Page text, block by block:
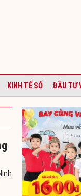
KINH TẾ SỐ ĐẦU TƯ